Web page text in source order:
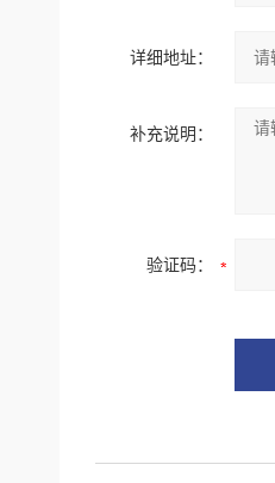
详细地址：
补充说明：
验证码：